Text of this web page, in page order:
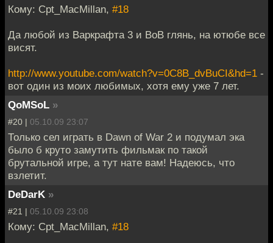
Кому: Cpt_MacMillan, #18
Да любой из Варкрафта 3 и ВоВ глянь, на ютюбе все
висят.
http://www.youtube.com/watch?v=0C8B_dvBuCI&hd=1 -
вот один из моих любимых, хотя ему уже 7 лет.
QoMSoL »
#20 | 05.10.09 23:07
Только сел играть в Dawn of War 2 и подумал эка
было б круто замутить фильмак по такой
брутальной игре, а тут нате вам! Надеюсь, что
взлетит.
DeDarK »
#21 | 05.10.09 23:08
Кому: Cpt_MacMillan, #18